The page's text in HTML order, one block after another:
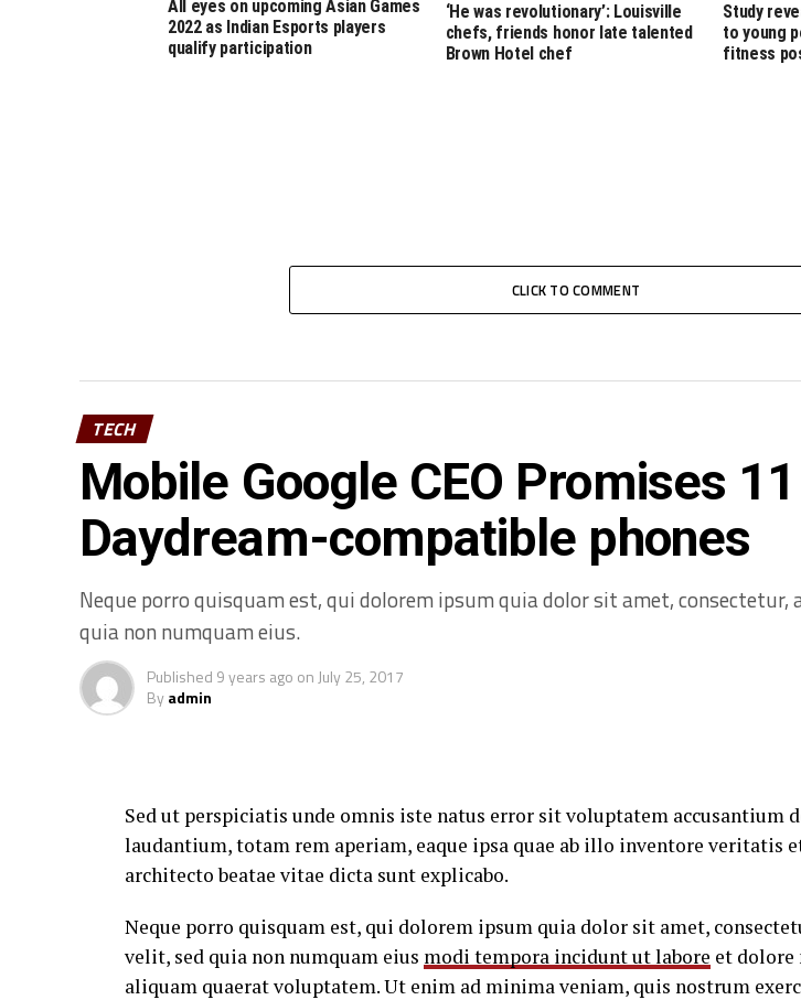
All eyes on upcoming Asian Games
2022 as Indian Esports players
qualify participation
‘He was revolutionary’: Louisville
chefs, friends honor late talented
Brown Hotel chef
Study
to young
fitness
CLICK TO COMMENT
TECH
Mobile Google CEO Promises 11
Daydream-compatible phones
Neque porro quisquam est, qui dolorem ipsum quia dolor sit amet, consectetur,
quia non numquam eius.
Published 9 years ago on July 25, 2017
Byadmin
Sed ut perspiciatis unde omnis iste natus error sit voluptatem accusantium
laudantium, totam rem aperiam, eaque ipsa quae ab illo inventore veritatis
architecto beatae vitae dicta sunt explicabo.
Neque porro quisquam est, qui dolorem ipsum quia dolor sit amet,
velit, sed quia non numquam eius modi tempora incidunt ut labore et dolore
aliquam quaerat voluptatem. Ut enim ad minima veniam, quis nostrum